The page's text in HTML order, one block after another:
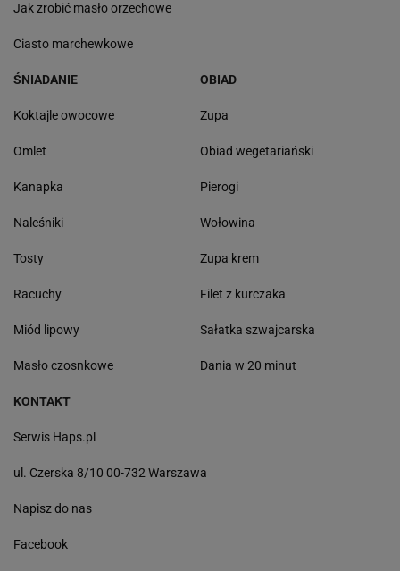
Jak zrobić masło orzechowe
Ciasto marchewkowe
ŚNIADANIE
Koktajle owocowe
Omlet
Kanapka
Naleśniki
Tosty
Racuchy
Miód lipowy
Masło czosnkowe
OBIAD
Zupa
Obiad wegetariański
Pierogi
Wołowina
Zupa krem
Filet z kurczaka
Sałatka szwajcarska
Dania w 20 minut
KONTAKT
Serwis Haps.pl
ul. Czerska 8/10 00-732 Warszawa
Napisz do nas
Facebook